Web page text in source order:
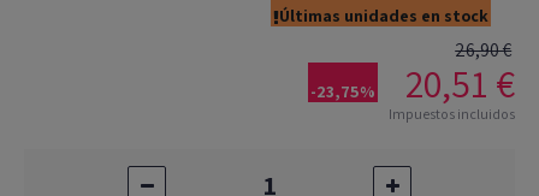
Últimas unidades en stock
26,90 €
-23,75% 20,51 €
Impuestos incluidos